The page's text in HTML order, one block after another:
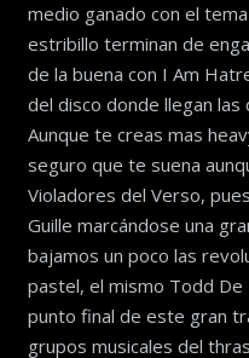
medio ganado con el
estribillo terminan de
de la buena con I Am
del disco donde llegan las
Aunque te creas mas
seguro que te suena
Violadores del Verso,
Guille marcándose una
bajamos un poco las
pastel, el mismo Todd
punto final de este gran
grupos musicales del